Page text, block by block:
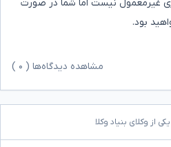
غیرمعمول نیست اما شما در صورت
بود.
مشاهده دیدگاه‌ها ( ۰
از وکلای بنیاد وکلا